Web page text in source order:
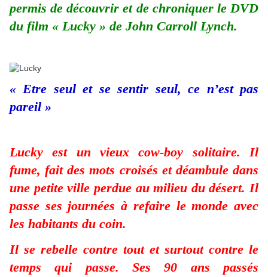
permis de découvrir et de chroniquer le DVD
du film « Lucky » de John Carroll Lynch.
« Etre seul et se sentir seul, ce n’est pas
pareil »
Lucky est un vieux cow-boy solitaire. Il
fume, fait des mots croisés et déambule dans
une petite ville perdue au milieu du désert. Il
passe ses journées à refaire le monde avec
les habitants du coin.
Il se rebelle contre tout et surtout contre le
temps qui passe. Ses 90 ans passés